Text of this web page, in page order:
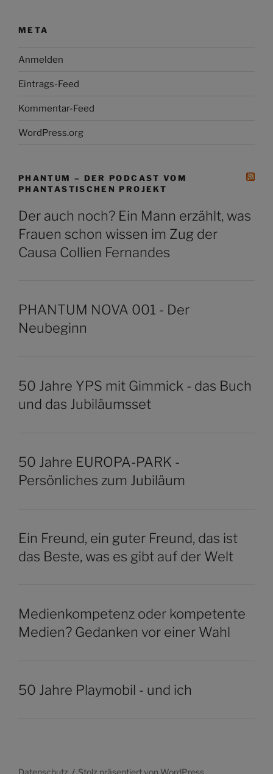
META
Anmelden
Eintrags-Feed
Kommentar-Feed
WordPress.org
PHANTUM – DER PODCAST VOM
PHANTASTISCHEN PROJEKT
Der auch noch? Ein Mann erzählt, was
Frauen schon wissen im Zug der
Causa Collien Fernandes
PHANTUM NOVA 001 - Der
Neubeginn
50 Jahre YPS mit Gimmick - das Buch
und das Jubiläumsset
50 Jahre EUROPA-PARK -
Persönliches zum Jubiläum
Ein Freund, ein guter Freund, das ist
das Beste, was es gibt auf der Welt
Medienkompetenz oder kompetente
Medien? Gedanken vor einer Wahl
50 Jahre Playmobil - und ich
Datenschutz Stolz präsentiert von WordPress